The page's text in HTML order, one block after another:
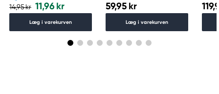
14,95 kr 11,96 kr
Læg i varekurven
59,95 kr
Læg i varekurven